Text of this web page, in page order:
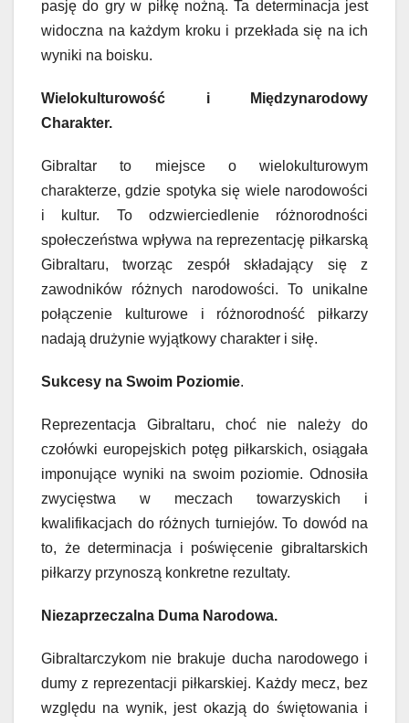
pasję do gry w piłkę nożną. Ta determinacja jest
widoczna na każdym kroku i przekłada się na ich
wyniki na boisku.
Wielokulturowość i Międzynarodowy
Charakter.
Gibraltar to miejsce o wielokulturowym
charakterze, gdzie spotyka się wiele narodowości
i kultur. To odzwierciedlenie różnorodności
społeczeństwa wpływa na reprezentację piłkarską
Gibraltaru, tworząc zespół składający się z
zawodników różnych narodowości. To unikalne
połączenie kulturowe i różnorodność piłkarzy
nadają drużynie wyjątkowy charakter i siłę.
Sukcesy na Swoim Poziomie.
Reprezentacja Gibraltaru, choć nie należy do
czołówki europejskich potęg piłkarskich, osiągała
imponujące wyniki na swoim poziomie. Odnosiła
zwycięstwa w meczach towarzyskich i
kwalifikacjach do różnych turniejów. To dowód na
to, że determinacja i poświęcenie gibraltarskich
piłkarzy przynoszą konkretne rezultaty.
Niezaprzeczalna Duma Narodowa.
Gibraltarczykom nie brakuje ducha narodowego i
dumy z reprezentacji piłkarskiej. Każdy mecz, bez
względu na wynik, jest okazją do świętowania i